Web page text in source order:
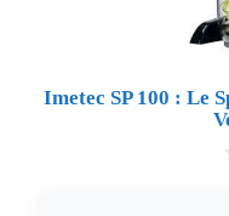
Imetec SP 100 : Le